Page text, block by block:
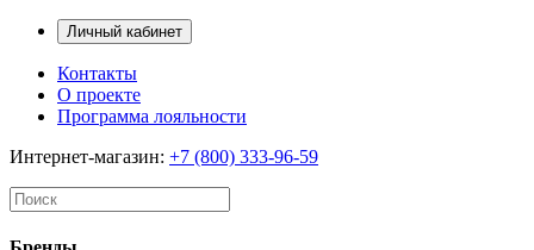
Личный кабинет
Контакты
О проекте
Программа лояльности
Интернет-магазин: +7 (800) 333-96-59